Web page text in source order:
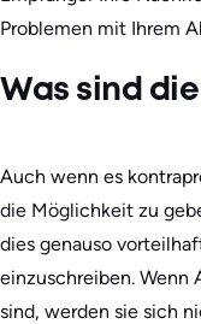
Problemen mit Ihrem
Was sind
Auch wenn es
die Möglichkeit zu
dies genauso
einzuschreiben.
sind, werden sie sich